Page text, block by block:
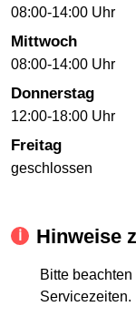
08:00-14:00 Uhr
Mittwoch
08:00-14:00 Uhr
Donnerstag
12:00-18:00 Uhr
Freitag
geschlossen
Hinweise
Bitte
Servicezeiten.